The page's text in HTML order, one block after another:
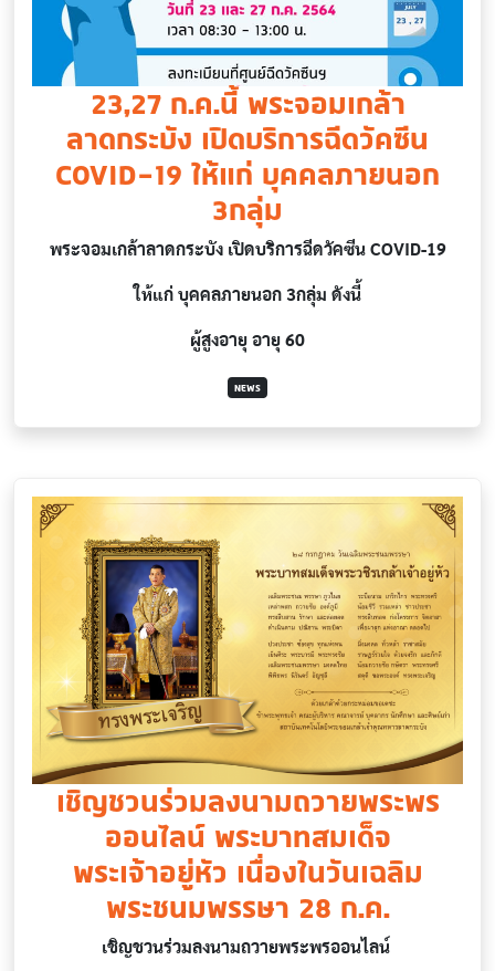
23,27 ก.ค.นี้ พระจอมเกล้า
ลาดกระบัง เปิดบริการฉีดวัคซีน
COVID-19 ให้แก่ บุคคลภายนอก
3กลุ่ม
พระจอมเกล้าลาดกระบัง เปิดบริการฉีดวัคซีน COVID-19
ให้แก่ บุคคลภายนอก 3กลุ่ม ดังนี้
ผู้สูงอายุ อายุ 60
NEWS
เชิญชวนร่วมลงนามถวายพระพร
ออนไลน์ พระบาทสมเด็จ
พระเจ้าอยู่หัว เนื่องในวันเฉลิม
พระชนมพรรษา 28 ก.ค.
เชิญชวนร่วมลงนามถวายพระพรออนไลน์